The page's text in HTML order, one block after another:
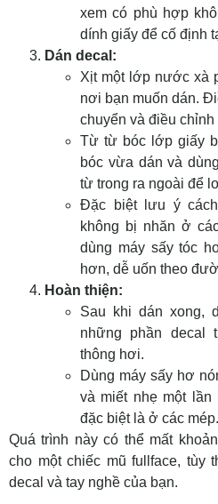
xem có phù hợp
dính giấy để cố định
Dán decal:
Xịt một lớp nước xà
nơi bạn muốn dán.
chuyển và điều chỉnh
Từ từ bóc lớp giấy
bóc vừa dán và
từ trong ra ngoài để
Đặc biệt lưu ý
không bị nhăn ở
dùng máy sấy tóc
hơn, dễ uốn theo
Hoàn thiện:
Sau khi dán xong,
những phần decal
thông hơi.
Dùng máy sấy hơ
và miết nhẹ một lần
đặc biệt là ở các mép.
Quá trình này có thể mất
cho một chiếc mũ fullface, tùy
decal và tay nghề của bạn.